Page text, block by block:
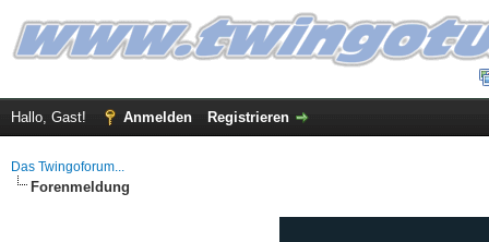
Hallo, Gast! Anmelden Registrieren
Das Twingoforum...
Forenmeldung